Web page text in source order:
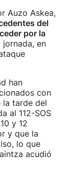
Auzo Askea,
del
por la
jornada, en
han
con
la tarde del
al 112-SOS
y 12
y que la
lo que
acudió